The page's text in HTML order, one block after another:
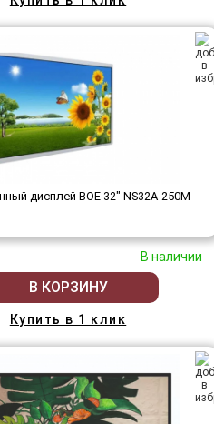
дисплей BOE 32" NS32A-250M
В наличии
В КОРЗИНУ
Купить в 1 клик